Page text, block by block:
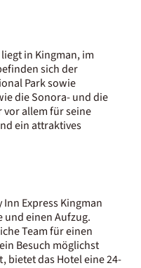
in Kingman, im
sich der
Park sowie
die Sonora- und die
vor allem für seine
ein attraktives
Express Kingman
und einen Aufzug.
Team für einen
Besuch möglichst
bietet das Hotel eine 24-